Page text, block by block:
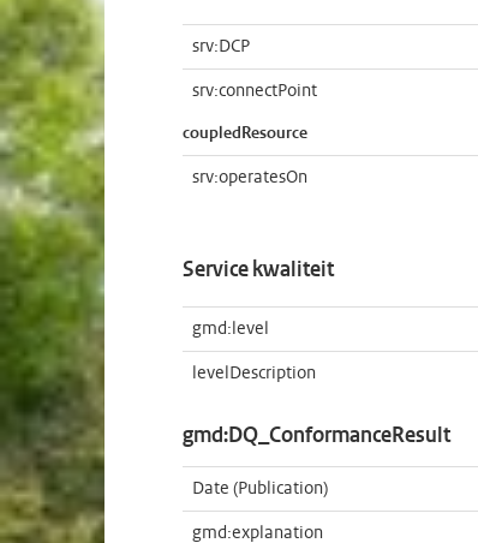
srv:DCP
srv:connectPoint
coupledResource
srv:operatesOn
Service kwaliteit
gmd:level
levelDescription
gmd:DQ_ConformanceResult
Date (Publication)
gmd:explanation